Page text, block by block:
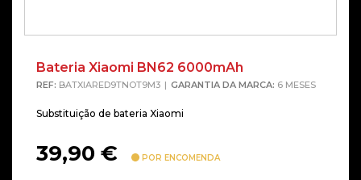
Bateria Xiaomi BN62 6000mAh
REF: BATXIARED9TNOT9M3 GARANTIA DA MARCA: 6 MESES
Substituição de bateria Xiaomi
39,90 € POR ENCOMENDA